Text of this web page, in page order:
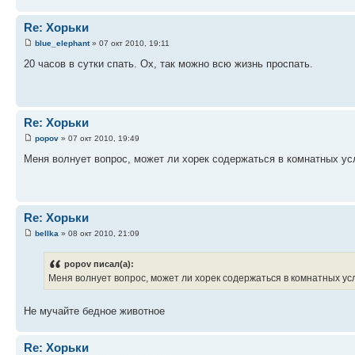
Re: Хорьки
blue_elephant» 07 окт 2010, 19:11
20 часов в сутки спать. Ох, так можно всю жизнь проспать.
Re: Хорьки
popov » 07 окт 2010, 19:49
Меня волнует вопрос, может ли хорек содержаться в комнатных
Re: Хорьки
bellka » 08 окт 2010, 21:09
popov писал(а):
Меня волнует вопрос, может ли хорек содержаться в комнатных
Не мучайте бедное животное
Re: Хорьки